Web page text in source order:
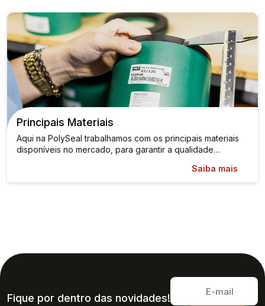
Principais Materiais
Aqui na PolySeal trabalhamos com os principais materiais
disponíveis no mercado, para garantir a qualidade…
Saiba mais
Fique por dentro das novidades!